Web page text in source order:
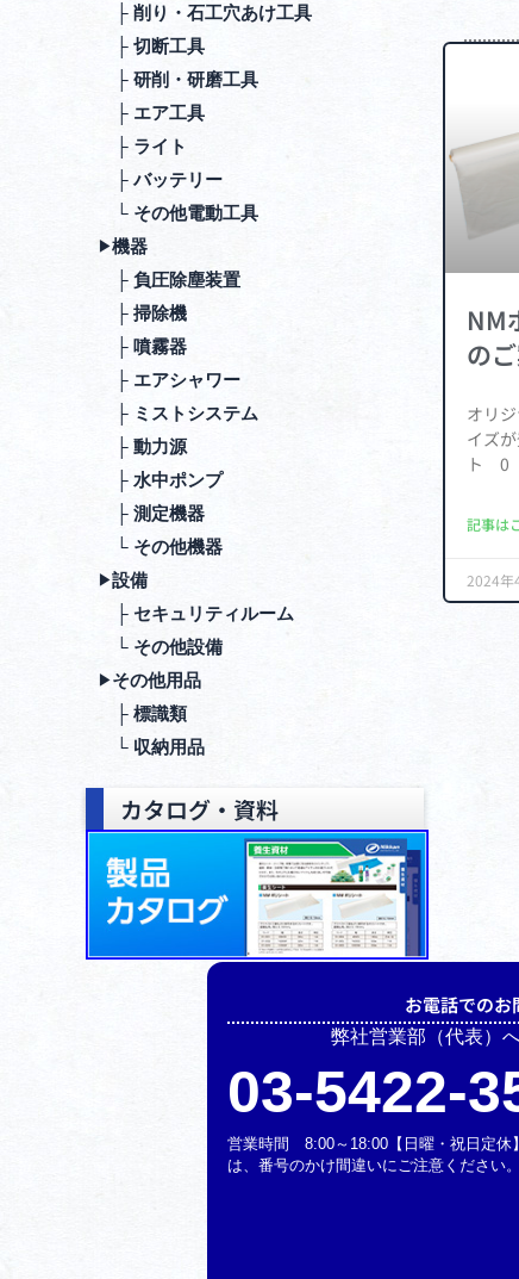
├ 削り・⽯⼯⽳あけ⼯具
├ 切断⼯具
├ 研削・研磨⼯具
├ エア⼯具
├ ライト
├ バッテリー
└ その他電動⼯具
▶︎機器
├ 負圧除塵装置
├ 掃除機
├ 噴霧器
├ エアシャワー
├ ミストシステム
├ 動⼒源
├ ⽔中ポンプ
├ 測定機器
└ その他機器
▶︎設備
├ セキュリティルーム
└ その他設備
▶︎その他⽤品
├ 標識類
└ 収納⽤品
カタログ・資料
NM
の
オリ
イズ
ト 0
記事は
2024年
お電話でのお
弊社営業部（代表）
03-5422-
営業時間 8:00～18:00【日曜・祝日定
は、番号のかけ間違いにご注意ください。